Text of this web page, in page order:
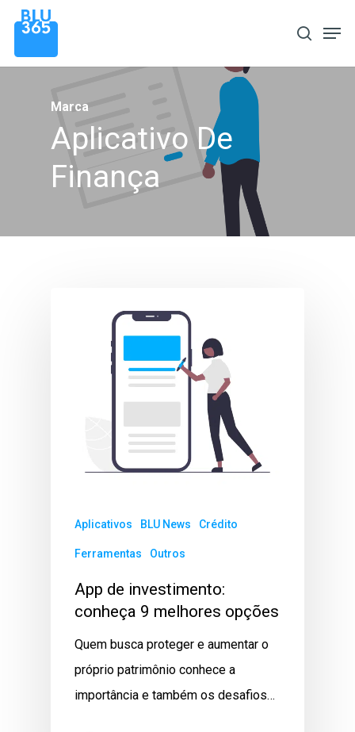
Pular
para
procura
Marca
Aplicativo De
Finança
Aplicativos BLU News Crédito
Ferramentas Outros
App de investimento:
conheça 9 melhores opções
Quem busca proteger e aumentar o
próprio patrimônio conhece a
importância e também os desafios…